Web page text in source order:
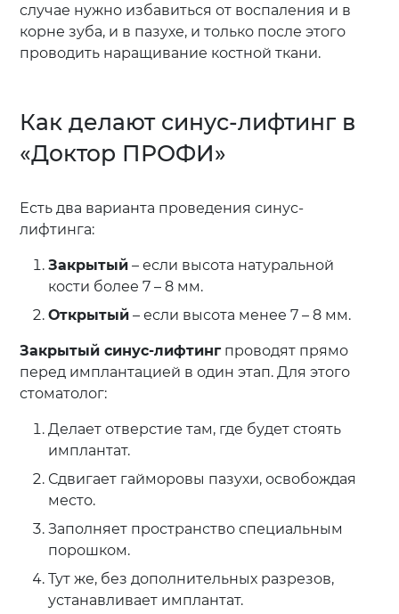
случае нужно избавиться от воспаления и в
корне зуба, и в пазухе, и только после этого
проводить наращивание костной ткани.
Как делают синус-лифтинг в
«Доктор ПРОФИ»
Есть два варианта проведения синус-
лифтинга:
Закрытый – если высота натуральной
кости более 7 – 8 мм.
Открытый – если высота менее 7 – 8 мм.
Закрытый синус-лифтинг проводят прямо
перед имплантацией в один этап. Для этого
стоматолог:
Делает отверстие там, где будет стоять
имплантат.
Сдвигает гайморовы пазухи, освобождая
место.
Заполняет пространство специальным
порошком.
Тут же, без дополнительных разрезов,
устанавливает имплантат.